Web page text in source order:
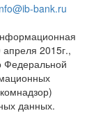
bank.ru
апреля 2015г.,
Федеральной
данных.